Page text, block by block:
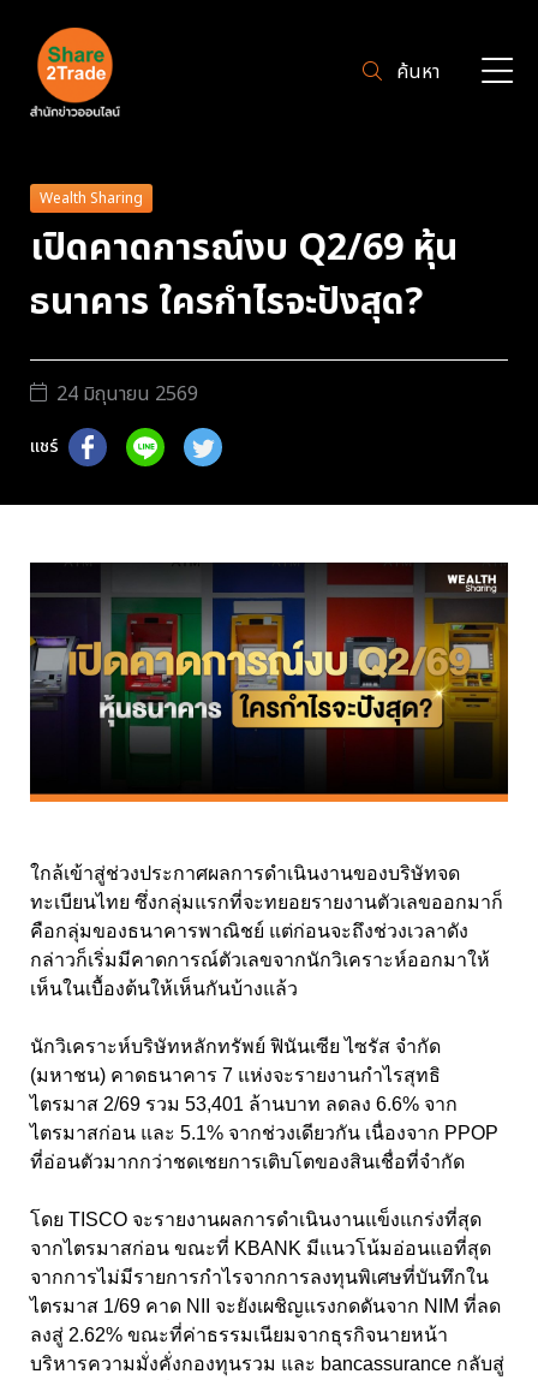
ค้นหา
Wealth Sharing
เปิดคาดการณ์งบ Q2/69 หุ้น
ธนาคาร ใครกำไรจะปังสุด?
24 มิถุนายน 2569
แชร์
ใกล้เข้าสู่ช่วงประกาศผลการดำเนินงานของบริษัทจด
ทะเบียนไทย ซึ่งกลุ่มแรกที่จะทยอยรายงานตัวเลขออกมาก็
คือกลุ่มของธนาคารพาณิชย์ แต่ก่อนจะถึงช่วงเวลาดัง
กล่าวก็เริ่มมีคาดการณ์ตัวเลขจากนักวิเคราะห์ออกมาให้
เห็นในเบื้องต้นให้เห็นกันบ้างแล้ว
นักวิเคราะห์บริษัทหลักทรัพย์ ฟินันเซีย ไซรัส จำกัด
(มหาชน) คาดธนาคาร 7 แห่งจะรายงานกำไรสุทธิ
ไตรมาส 2/69 รวม 53,401 ล้านบาท ลดลง 6.6% จาก
ไตรมาสก่อน และ 5.1% จากช่วงเดียวกัน เนื่องจาก PPOP
ที่อ่อนตัวมากกว่าชดเชยการเติบโตของสินเชื่อที่จำกัด
โดย TISCO จะรายงานผลการดำเนินงานแข็งแกร่งที่สุด
จากไตรมาสก่อน ขณะที่ KBANK มีแนวโน้มอ่อนแอที่สุด
จากการไม่มีรายการกำไรจากการลงทุนพิเศษที่บันทึกใน
ไตรมาส 1/69 คาด NII จะยังเผชิญแรงกดดันจาก NIM ที่ลด
ลงสู่ 2.62% ขณะที่ค่าธรรมเนียมจากธุรกิจนายหน้า
บริหารความมั่งคั่งกองทุนรวม และ bancassurance กลับสู่